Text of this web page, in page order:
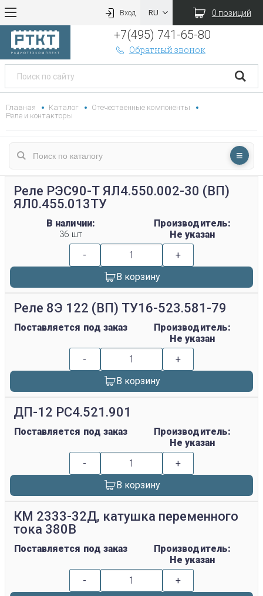
Вход 0 позиций
+7(495) 741-65-80
Обратный звонок
Главная Каталог
Отечественные компоненты
Реле и контакторы
Реле РЭС90-Т ЯЛ4.550.002-30 (ВП)
ЯЛ0.455.013ТУ
В наличии:
36 шт
Производитель:
Не указан
-
+
В корзину
Реле 8Э 122 (ВП) ТУ16-523.581-79
Поставляется под заказ
Производитель:
Не указан
-
+
В корзину
ДП-12 РС4.521.901
Поставляется под заказ
Производитель:
Не указан
-
+
В корзину
КМ 2333-32Д, катушка переменного
тока 380В
Поставляется под заказ
Производитель:
Не указан
-
+